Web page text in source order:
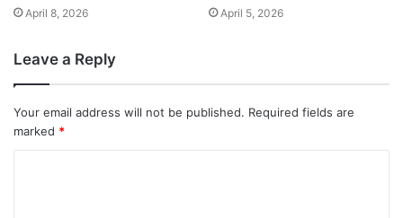
April 8, 2026 April 5, 2026
Leave a Reply
Your email address will not be published. Required fields are
marked *